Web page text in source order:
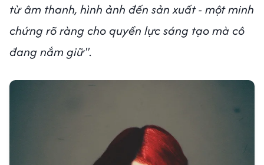
từ âm thanh, hình ảnh đến sản xuất - một minh
chứng rõ ràng cho quyền lực sáng tạo mà cô
đang nắm giữ".